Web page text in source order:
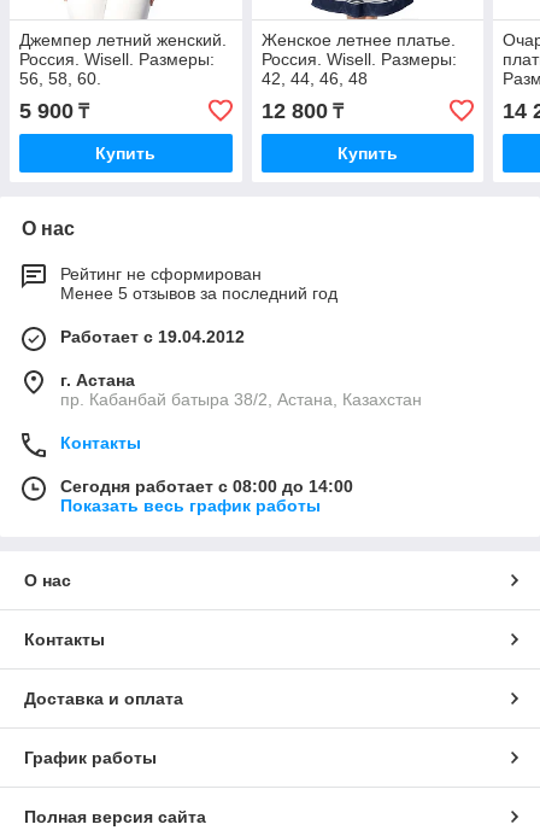
Джемпер летний женский.
Россия. Wisell. Размеры:
56, 58, 60.
5 900 ₸
Купить
Женское летнее платье.
Россия. Wisell. Размеры:
42, 44, 46, 48
12 800₸
Купить
14
О нас
Рейтинг не сформирован
Менее 5 отзывов за последний год
Работает с 19.04.2012
г. Астана
пр. Кабанбай батыра 38/2, Астана, Казахстан
Контакты
Сегодня работает с 08:00 до 14:00
Показать весь график работы
О нас
Контакты
Доставка и оплата
График работы
Полная версия сайта